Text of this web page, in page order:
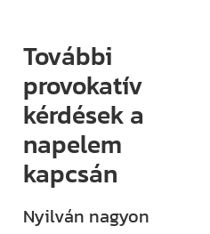
További
provokatív
kérdések a
napelem
kapcsán
Nyilván nagyon